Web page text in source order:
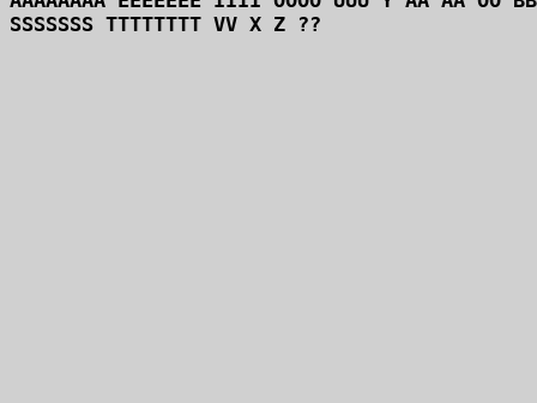
SSSSSSS TTTTTTTT VV X Z ??